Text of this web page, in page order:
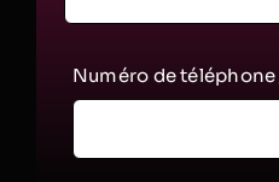
Numéro de téléphone